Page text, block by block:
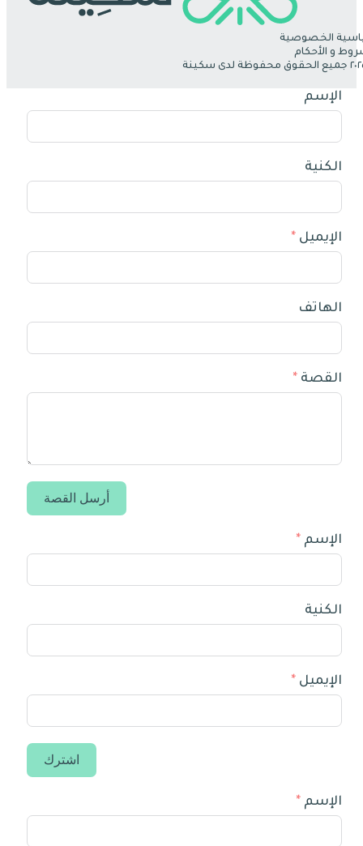
الخصوصية
و الأحكام
الإسم
الكنية
الإيميل
الهاتف
القصة
أرسل القصة
الإسم
الكنية
الإيميل
اشترك
الإسم